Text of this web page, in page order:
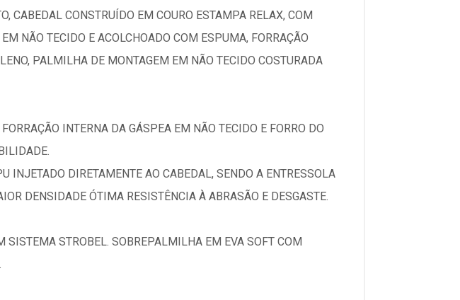
CABEDAL CONSTRUÍDO EM COURO ESTAMPA RELAX, COM
NÃO TECIDO E ACOLCHOADO COM ESPUMA, FORRAÇÃO
PALMILHA DE MONTAGEM EM NÃO TECIDO COSTURADA
INTERNA DA GÁSPEA EM NÃO TECIDO E FORRO DO
INJETADO DIRETAMENTE AO CABEDAL, SENDO A ENTRESSOLA
DENSIDADE ÓTIMA RESISTÊNCIA À ABRASÃO E DESGASTE.
STROBEL. SOBREPALMILHA EM EVA SOFT COM